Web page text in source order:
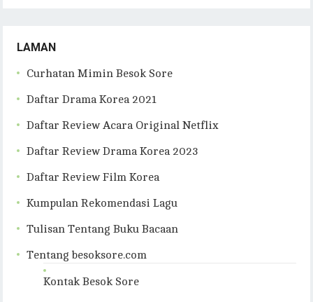
LAMAN
Curhatan Mimin Besok Sore
Daftar Drama Korea 2021
Daftar Review Acara Original Netflix
Daftar Review Drama Korea 2023
Daftar Review Film Korea
Kumpulan Rekomendasi Lagu
Tulisan Tentang Buku Bacaan
Tentang besoksore.com
Kontak Besok Sore